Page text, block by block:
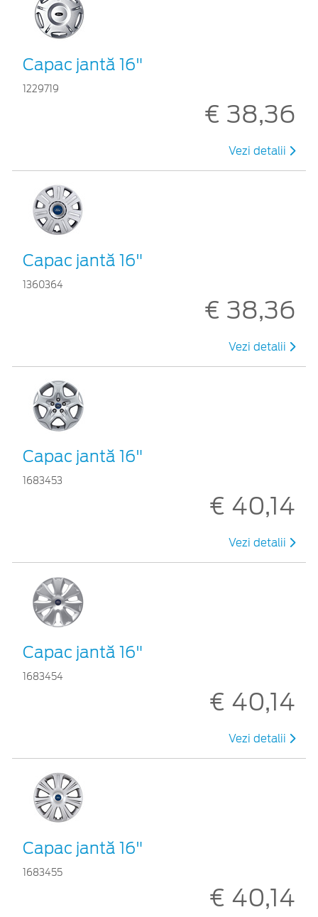
Capac jantă 16"
1229719
€ 38,36
Vezi detalii
Capac jantă 16"
1360364
€ 38,36
Vezi detalii
Capac jantă 16"
1683453
€ 40,14
Vezi detalii
Capac jantă 16"
1683454
€ 40,14
Vezi detalii
Capac jantă 16"
1683455
€ 40,14